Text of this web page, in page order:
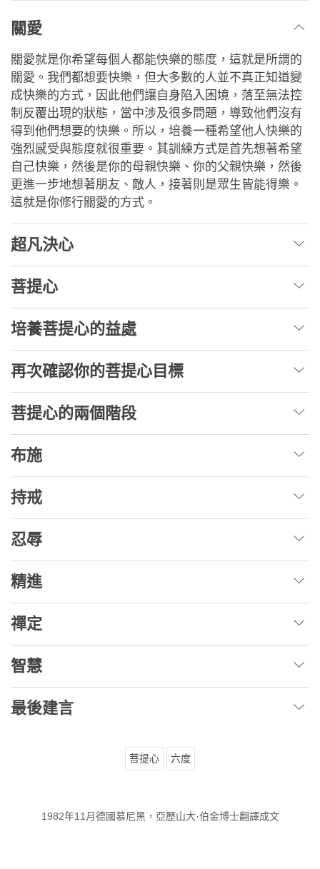
關愛
關愛就是你希望每個人都能快樂的態度，這就是所謂的
關愛。我們都想要快樂，但大多數的人並不真正知道變
成快樂的方式，因此他們讓自身陷入困境，落至無法控
制反覆出現的狀態，當中涉及很多問題，導致他們沒有
得到他們想要的快樂。所以，培養一種希望他人快樂的
強烈感受與態度就很重要。其訓練方式是首先想著希望
自己快樂，然後是你的母親快樂、你的父親快樂，然後
更進一步地想著朋友、敵人，接著則是眾生皆能得樂。
這就是你修行關愛的方式。
超凡決心
菩提心
培養菩提心的益處
再次確認你的菩提心目標
菩提心的兩個階段
布施
持戒
忍辱
精進
禪定
智慧
最後建言
菩提心 六度
1982年11月德國慕尼黑，亞歷山大·伯金博士翻譯成文